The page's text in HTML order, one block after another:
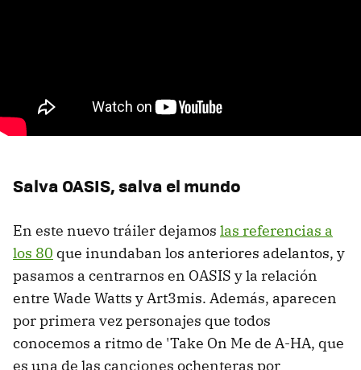
Salva OASIS, salva el mundo
En este nuevo tráiler dejamos las referencias a
los 80 que inundaban los anteriores adelantos, y
pasamos a centrarnos en OASIS y la relación
entre Wade Watts y Art3mis. Además, aparecen
por primera vez personajes que todos
conocemos a ritmo de 'Take On Me de A-HA, que
es una de las canciones ochenteras por